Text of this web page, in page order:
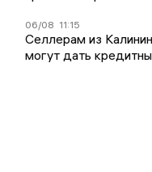
06/08 11:15
Селлерам из
могут дать